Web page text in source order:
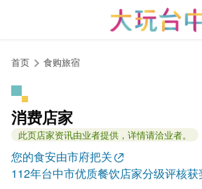
首页 食购旅宿
消费店家
此页店家资讯由业者提供，详情请洽业者。
您的食安由市府把关
112年台中市优质餐饮店家分级评核获